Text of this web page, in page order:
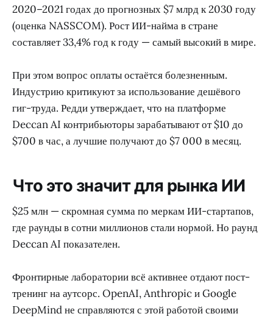
2020–2021 годах до прогнозных $7 млрд к 2030 году
(оценка NASSCOM). Рост ИИ-найма в стране
составляет 33,4% год к году — самый высокий в мире.
При этом вопрос оплаты остаётся болезненным.
Индустрию критикуют за использование дешёвого
гиг-труда. Редди утверждает, что на платформе
Deccan AI контрибьюторы зарабатывают от $10 до
$700 в час, а лучшие получают до $7 000 в месяц.
Что это значит для рынка ИИ
$25 млн — скромная сумма по меркам ИИ-стартапов,
где раунды в сотни миллионов стали нормой. Но раунд
Deccan AI показателен.
Фронтирные лаборатории всё активнее отдают пост-
тренинг на аутсорс. OpenAI, Anthropic и Google
DeepMind не справляются с этой работой своими